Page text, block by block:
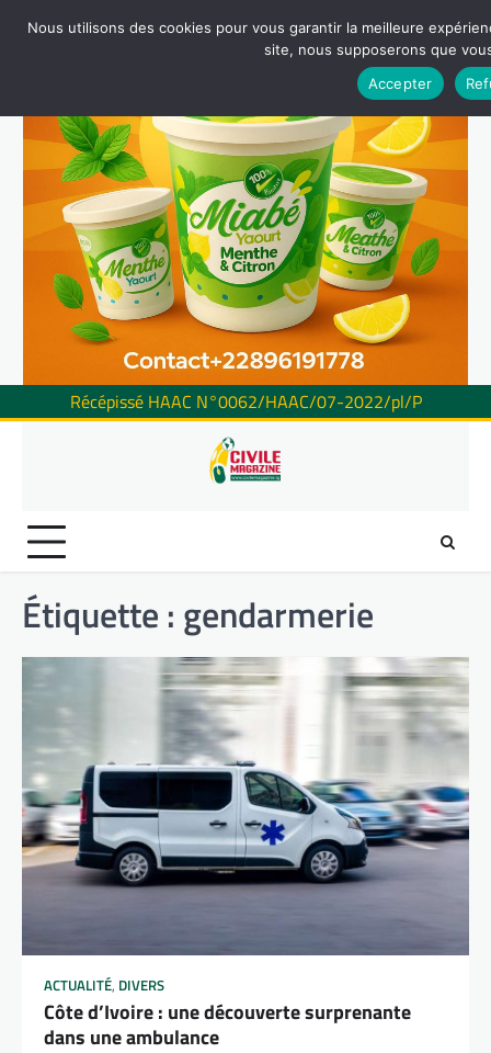
Récépissé HAAC N°0062/HAAC/07-2022/pl/P
Étiquette : gendarmerie
ACTUALITÉ, DIVERS
Côte d’Ivoire : une découverte surprenante
dans une ambulance
Nous utilisons des cookies pour vous garantir la meilleure
site, nous supposerons que
Accepter